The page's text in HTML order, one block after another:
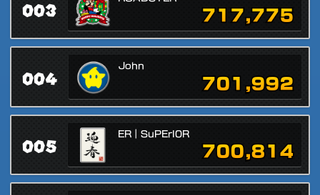
003 717,775
004
John
701,992
005
ER｜SuPErI0R
700,814